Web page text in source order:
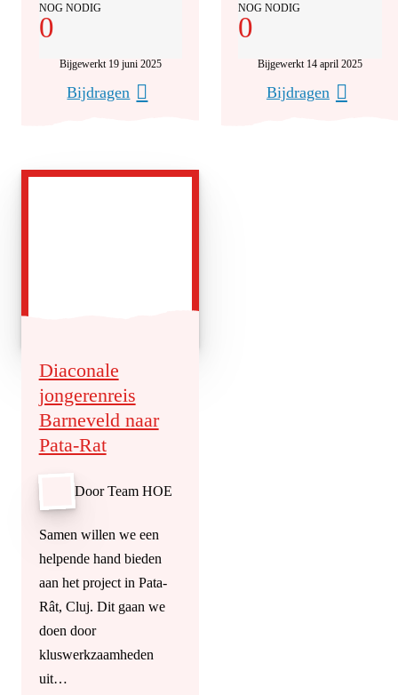
NOG NODIG
0
Bijgewerkt 19 juni 2025
Bijdragen
NOG NODIG
0
Bijgewerkt 14 april 2025
Bijdragen
Diaconale
jongerenreis
Barneveld naar
Pata-Rat
Door Team HOE
Samen willen we een
helpende hand bieden
aan het project in Pata-
Rât, Cluj. Dit gaan we
doen door
kluswerkzaamheden
uit…